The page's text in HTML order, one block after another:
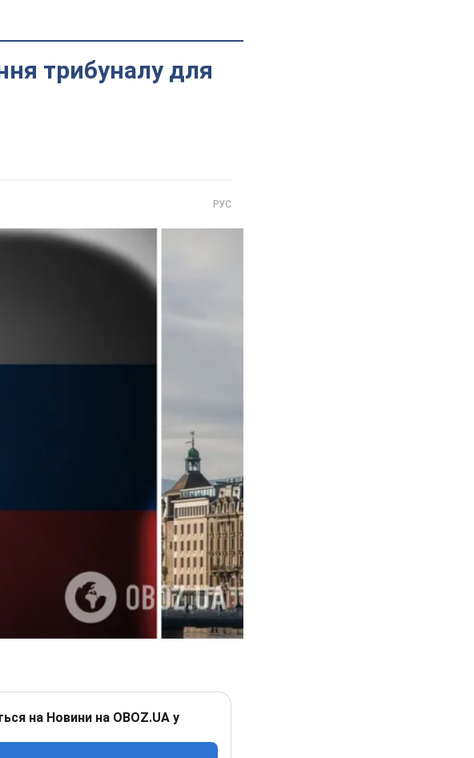
трибуналу для
РУС
на Новини на OBOZ.UA у